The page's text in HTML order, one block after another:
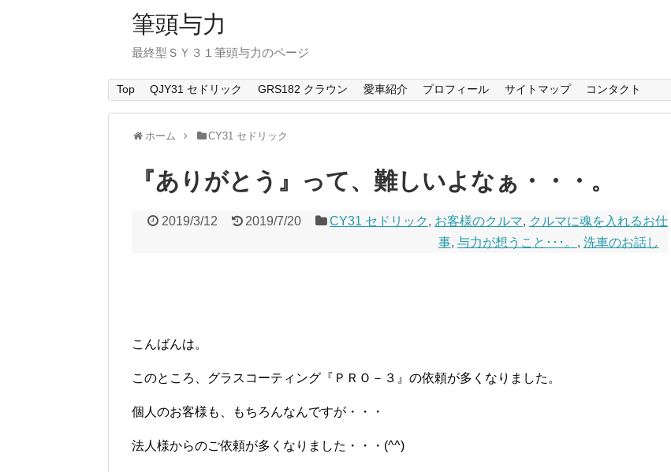
筆頭与力
最終型ＳＹ３１筆頭与力のページ
Top QJY31 セドリック GRS182 クラウン 愛車紹介 プロフィール サイトマップ コンタクト
ホーム CY31 セドリック
『ありがとう』って、難しいよなぁ・・・。
2019/3/12 2019/7/20 CY31 セドリック , お客様のクルマ, クルマに魂を入れるお仕
事, 与力が想うこと･･･。 , 洗車のお話し
こんばんは。
このところ、グラスコーティング『ＰＲＯ－３』の依頼が多くなりました。
個人のお客様も、もちろんなんですが・・・
法人様からのご依頼が多くなりました・・・(^^)